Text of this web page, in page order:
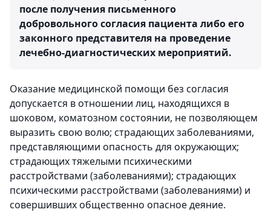
после получения письменного
добровольного согласия пациента либо его
законного представителя на проведение
лечебно-диагностических мероприятий.
Оказание медицинской помощи без согласия
допускается в отношении лиц, находящихся в
шоковом, коматозном состоянии, не позволяющем
выразить свою волю; страдающих заболеваниями,
представляющими опасность для окружающих;
страдающих тяжелыми психическими
расстройствами (заболеваниями); страдающих
психическими расстройствами (заболеваниями) и
совершивших общественно опасное деяние.